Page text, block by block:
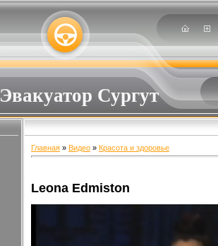
Эвакуатор Сургут
Главная » Видео » Красота и здоровье
Leona Edmiston